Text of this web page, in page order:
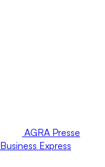
AGRA Presse
Business Express